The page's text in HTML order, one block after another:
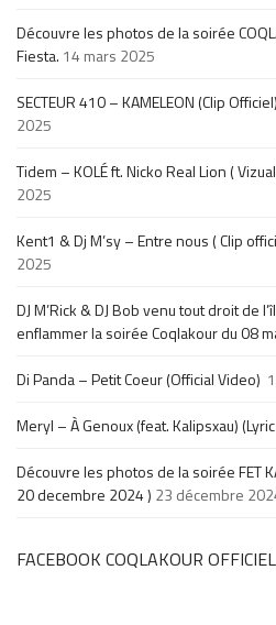
Découvre les photos de la soirée
Fiesta. 14 mars 2025
SECTEUR 410 – KAMELEON (Clip
2025
Tidem – KOLÉ ft. Nicko Real Lion (
2025
Kent1 & Dj M’sy – Entre nous ( Clip
2025
DJ M’Rick & DJ Bob venu tout droit de
enflammer la soirée Coqlakour du 08
Di Panda – Petit Coeur (Official Video)
Meryl – À Genoux (feat. Kalipsxau)
Découvre les photos de la soirée FET
20 decembre 2024 ) 23 décembre
FACEBOOK COQLAKOUR OFFICIEL